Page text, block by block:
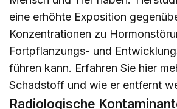
eine erhöhte Exposition
Konzentrationen zu
Fortpflanzungs- und
führen kann. Erfahren Sie hier
Schadstoff und wie er entfernt
Radiologische